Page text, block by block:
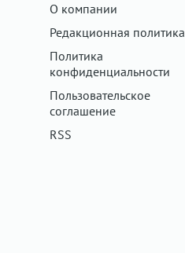
О компании
Редакционная политика
Политика
конфиденциальности
Пользовательское
соглашение
RSS